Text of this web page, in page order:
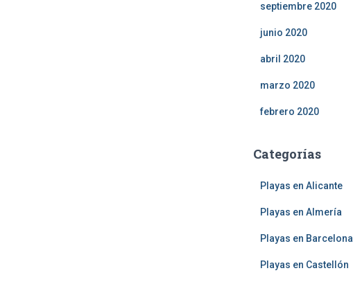
septiembre 2020
junio 2020
abril 2020
marzo 2020
febrero 2020
Categorías
Playas en Alicante
Playas en Almería
Playas en Barcelona
Playas en Castellón